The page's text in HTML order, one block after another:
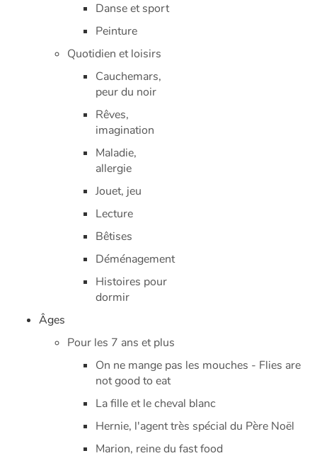
Danse et sport
Peinture
Quotidien et loisirs
Cauchemars,
peur du noir
Rêves,
imagination
Maladie,
allergie
Jouet, jeu
Lecture
Bêtises
Déménagement
Histoires pour
dormir
Âges
Pour les 7 ans et plus
On ne mange pas les mouches - Flies are
not good to eat
La fille et le cheval blanc
Hernie, l'agent très spécial du Père Noël
Marion, reine du fast food